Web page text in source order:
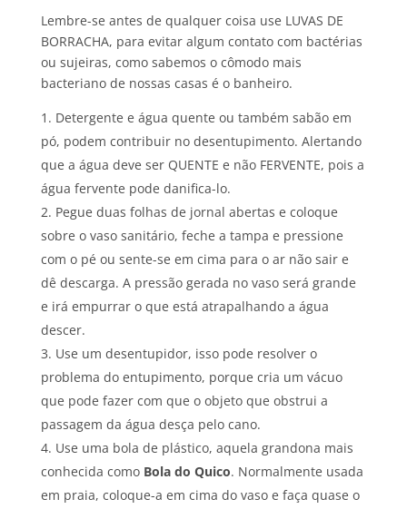
Lembre-se antes de qualquer coisa use LUVAS DE
BORRACHA, para evitar algum contato com bactérias
ou sujeiras, como sabemos o cômodo mais
bacteriano de nossas casas é o banheiro.
Detergente e água quente ou também sabão em
pó, podem contribuir no desentupimento. Alertando
que a água deve ser QUENTE e não FERVENTE, pois a
água fervente pode danifica-lo.
Pegue duas folhas de jornal abertas e coloque
sobre o vaso sanitário, feche a tampa e pressione
com o pé ou sente-se em cima para o ar não sair e
dê descarga. A pressão gerada no vaso será grande
e irá empurrar o que está atrapalhando a água
descer.
Use um desentupidor, isso pode resolver o
problema do entupimento, porque cria um vácuo
que pode fazer com que o objeto que obstrui a
passagem da água desça pelo cano.
Use uma bola de plástico, aquela grandona mais
conhecida como Bola do Quico. Normalmente usada
em praia, coloque-a em cima do vaso e faça quase o